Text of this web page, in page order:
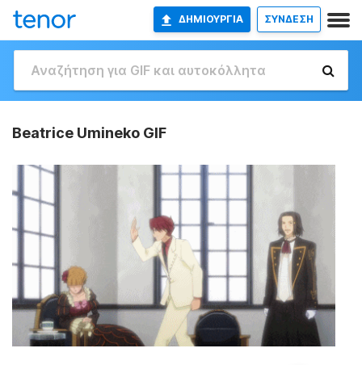
ΔΗΜΙΟΥΡΓΊΑ ΣΥΝΔΕΣΗ
Beatrice Umineko GIF